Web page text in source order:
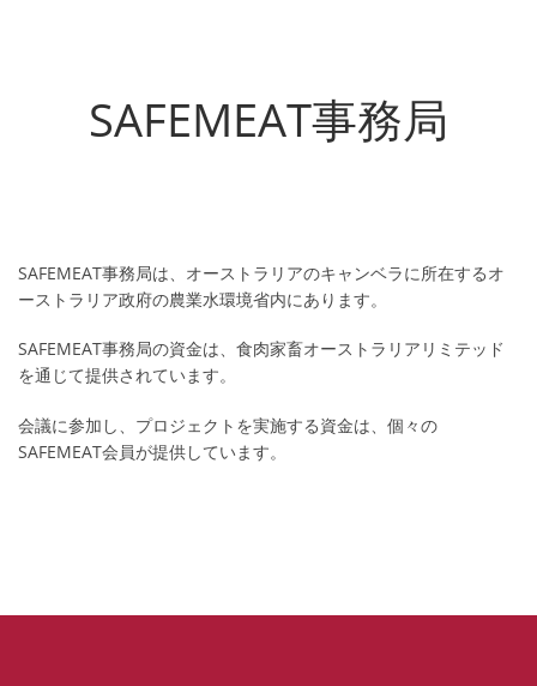
SAFEMEAT事務局
SAFEMEAT事務局は、オーストラリアのキャンベラに所在するオ
ーストラリア政府の農業水環境省内にあります。
SAFEMEAT事務局の資金は、食肉家畜オーストラリアリミテッド
を通じて提供されています。
会議に参加し、プロジェクトを実施する資金は、個々の
SAFEMEAT会員が提供しています。